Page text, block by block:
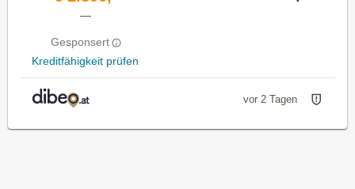
—
Gesponsert
Kreditfähigkeit prüfen
vor 2 Tagen